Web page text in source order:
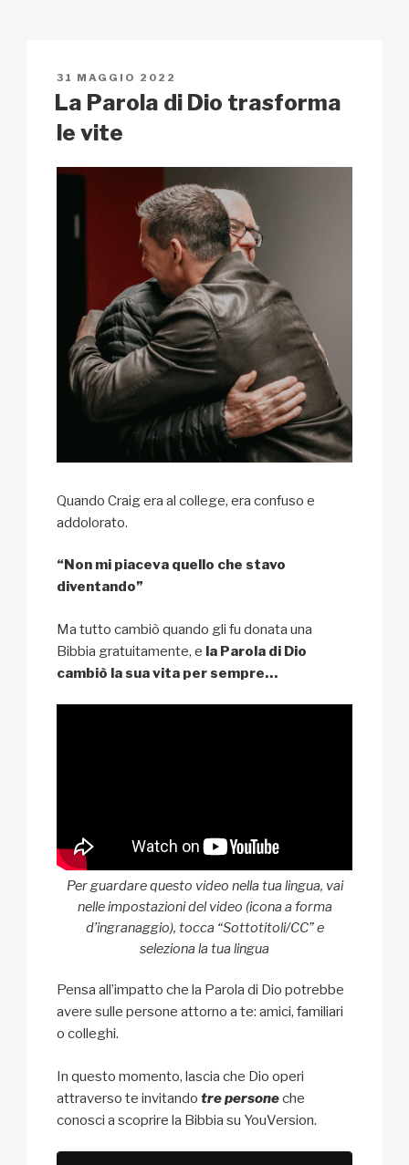
n
k
o
o p
at
PUBBLICATO
IL
31 MAGGIO 2022
La Parola di Dio trasforma
le vite
Quando Craig era al college, era confuso e
addolorato.
“Non mi piaceva quello che stavo
diventando”
Ma tutto cambiò quando gli fu donata una
Bibbia gratuitamente, e la Parola di Dio
cambiò la sua vita per sempre…
Per guardare questo video nella tua lingua, vai
nelle impostazioni del video (icona a forma
d’ingranaggio), tocca “Sottotitoli/CC” e
seleziona la tua lingua
Pensa all’impatto che la Parola di Dio potrebbe
avere sulle persone attorno a te: amici, familiari
o colleghi.
In questo momento, lascia che Dio operi
attraverso te invitando tre personeche
conosci a scoprire la Bibbia su YouVersion.